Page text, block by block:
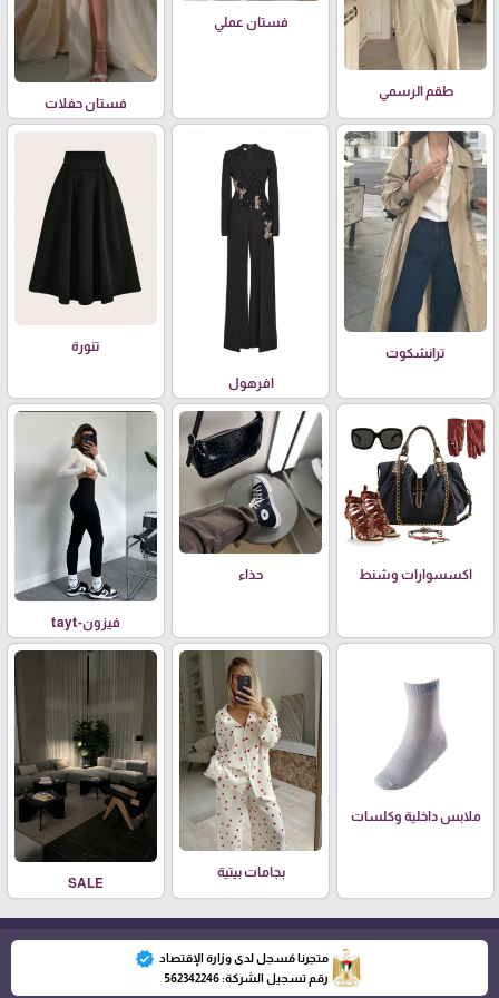
طقم الرسمي
فستان عملي
فستان حفلات
ترانشكوت
افرهول
تنورة
اكسسوارات وشنط حذاء
فيزون-tayt
ملابس داخلية وكلسات
بجامات بيتية
SALE
متجرنا مُسجل لدى وزارة الإقتصاد verified
رقم تسجيل الشركة: 562342246